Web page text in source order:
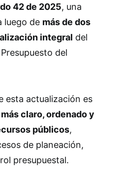
42 de 2025, una
luego de más de dos
integral del
del
esta actualización es
claro, ordenado y
públicos,
de planeación,
presupuestal.